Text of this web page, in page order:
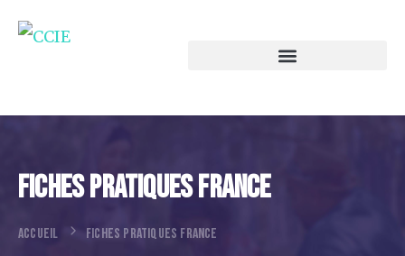
Fiches Pratiques FRANCE
ACCUEIL FICHES PRATIQUES FRANCE